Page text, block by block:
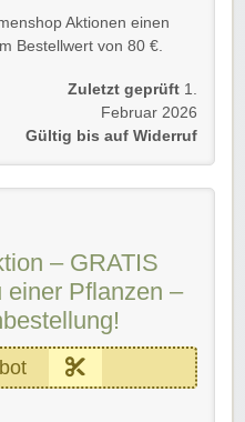
Aktionen einen
Bestellwert von 80 €.
Blumen bestellen!
Zuletzt geprüft 1.
Februar 2026
Gültig bis auf Widerruf
– GRATIS
Pflanzen –